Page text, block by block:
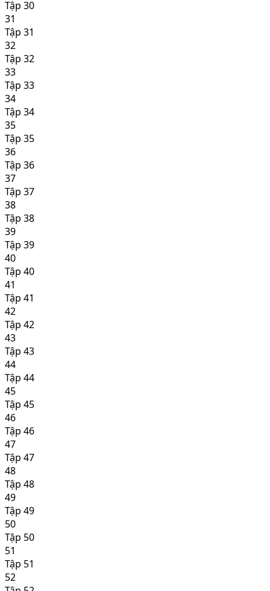
Tập 30
31
Tập 31
32
Tập 32
33
Tập 33
34
Tập 34
35
Tập 35
36
Tập 36
37
Tập 37
38
Tập 38
39
Tập 39
40
Tập 40
41
Tập 41
42
Tập 42
43
Tập 43
44
Tập 44
45
Tập 45
46
Tập 46
47
Tập 47
48
Tập 48
49
Tập 49
50
Tập 50
51
Tập 51
52